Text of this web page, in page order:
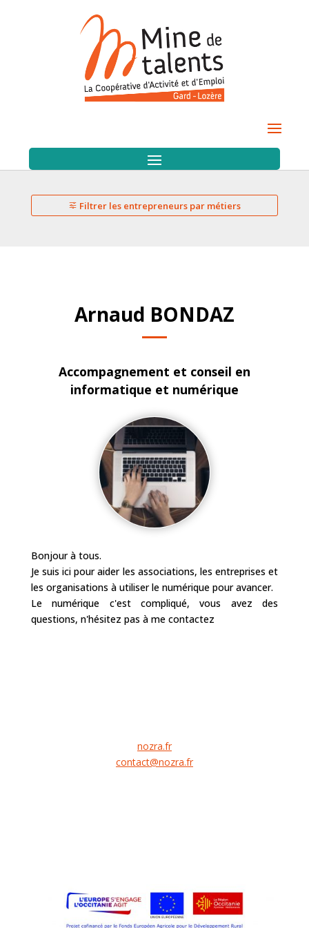
Filtrer les entrepreneurs par métiers
Arnaud BONDAZ
Accompagnement et conseil en
informatique et numérique
Bonjour à tous.
Je suis ici pour aider les associations, les entreprises et
les organisations à utiliser le numérique pour avancer.
Le numérique c'est compliqué, vous avez des
questions, n'hésitez pas à me contactez
nozra.fr
contact@nozra.fr